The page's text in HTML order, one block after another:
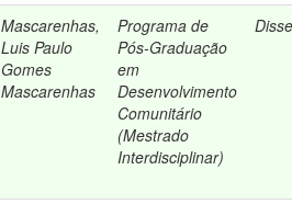
Mascarenhas,
Luis Paulo
Gomes
Mascarenhas
Programa de
Pós-Graduação
em
Desenvolvimento
Comunitário
(Mestrado
Interdisciplinar)